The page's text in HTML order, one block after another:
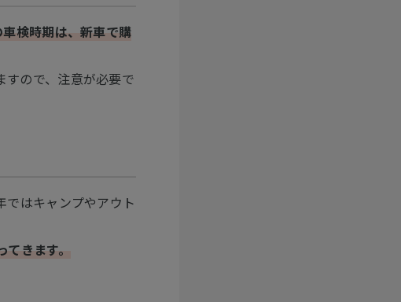
検時期は、新車で購
ので、注意が必要で
はキャンプやアウト
きます。